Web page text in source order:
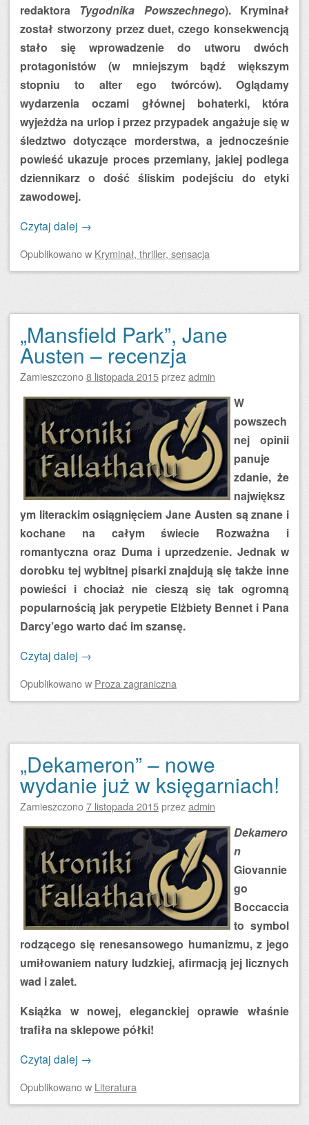
redaktora Tygodnika Powszechnego). Kryminał
został stworzony przez duet, czego konsekwencją
stało się wprowadzenie do utworu dwóch
protagonistów (w mniejszym bądź większym
stopniu to alter ego twórców). Oglądamy
wydarzenia oczami głównej bohaterki, która
wyjeżdża na urlop i przez przypadek angażuje się w
śledztwo dotyczące morderstwa, a jednocześnie
powieść ukazuje proces przemiany, jakiej podlega
dziennikarz o dość śliskim podejściu do etyki
zawodowej.
Czytaj dalej →
Opublikowanow Kryminał, thriller, sensacja
„Mansfield Park”, Jane
Austen – recenzja
Zamieszczono8 listopada 2015przezadmin
W
powszech
nej opinii
panuje
zdanie, że
największ
ym literackim osiągnięciem Jane Austen są znane i
kochane na całym świecie Rozważna i
romantyczna oraz Duma i uprzedzenie. Jednak w
dorobku tej wybitnej pisarki znajdują się także inne
powieści i chociaż nie cieszą się tak ogromną
popularnością jak perypetie Elżbiety Bennet i Pana
Darcy’ego warto dać im szansę.
Czytaj dalej →
Opublikowanow Proza zagraniczna
„Dekameron” – nowe
wydanie już w księgarniach!
Zamieszczono7 listopada 2015przezadmin
Dekamero
n
Giovannie
go
Boccaccia
to symbol
rodzącego się renesansowego humanizmu, z jego
umiłowaniem natury ludzkiej, afirmacją jej licznych
wad i zalet.
Książka w nowej, eleganckiej oprawie właśnie
trafiła na sklepowe półki!
Czytaj dalej →
Opublikowanow Literatura